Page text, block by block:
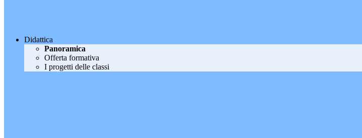
Didattica
Panoramica
Offerta formativa
I progetti delle classi